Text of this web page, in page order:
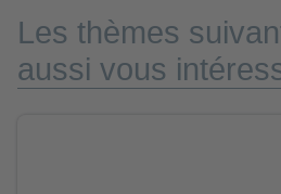
Les thèmes
aussi vous